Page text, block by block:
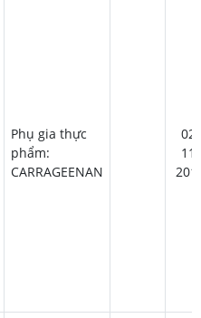
Phụ gia thực
phẩm:
CARRAGEENAN
02-
11-